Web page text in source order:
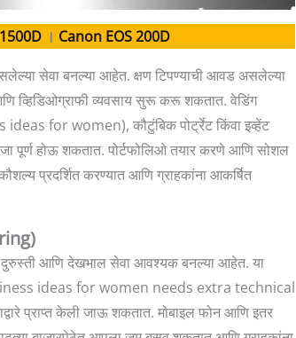
। Canon EOS 200D
सेवा बनल्या आहेत. क्षण टिपण्याची आवड असलेल्या
व्हिडिओग्राफी व्यवसाय सुरू करू शकतात. वेडिंग
for women), कौटुंबिक पोर्ट्रेट किंवा इव्हेंट
पूर्ण होऊ शकतात. पोर्टफोलिओ तयार करणे आणि सोशल
प्रदर्शित करण्यात आणि ग्राहकांना आकर्षित
दुरुस्ती आणि देखभाल सेवा आवश्यक बनल्या आहेत. या
ideas for women needs extra technical
प्राप्त केली जाऊ शकतात. मोबाइल फोन आणि इतर